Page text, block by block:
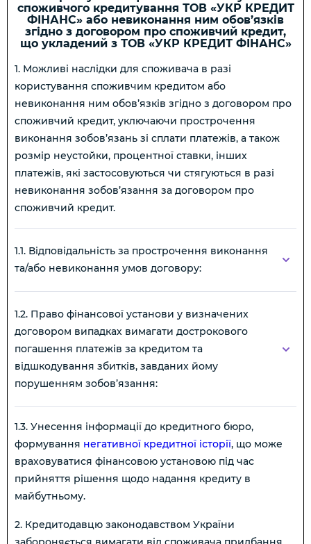
споживчого кредитування ТОВ «УКР КРЕДИТ
ФІНАНС» або невиконання ним обов’язків
згідно з договором про споживчий кредит,
що укладений з ТОВ «УКР КРЕДИТ ФІНАНС»
1. Можливі наслідки для споживача в разі
користування споживчим кредитом або
невиконання ним обов’язків згідно з договором про
споживчий кредит, уключаючи прострочення
виконання зобов’язань зі сплати платежів, а також
розмір неустойки, процентної ставки, інших
платежів, які застосовуються чи стягуються в разі
невиконання зобов’язання за договором про
споживчий кредит.
1.1. Відповідальність за прострочення виконання
та/або невиконання умов договору:
1.2. Право фінансової установи у визначених
договором випадках вимагати дострокового
погашення платежів за кредитом та
відшкодування збитків, завданих йому
порушенням зобов’язання:
1.3. Унесення інформації до кредитного бюро,
формування негативної кредитної історії, що може
враховуватися фінансовою установою під час
прийняття рішення щодо надання кредиту в
майбутньому.
2. Кредитодавцю законодавством України